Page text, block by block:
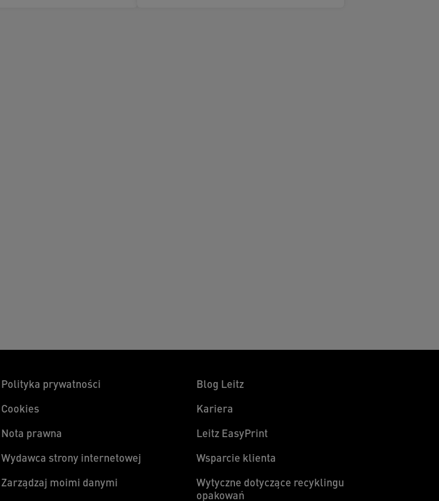
Polityka prywatności
Cookies
Nota prawna
Wydawca strony internetowej
Zarządzaj moimi danymi
Blog Leitz
Kariera
Leitz EasyPrint
Wsparcie klienta
Wytyczne dotyczące recyklingu
opakowań